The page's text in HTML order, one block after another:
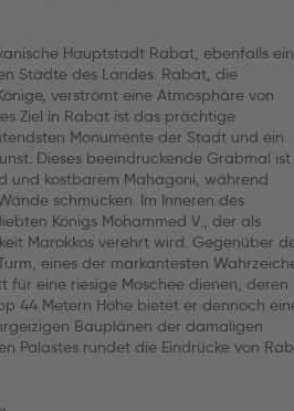
Hauptstadt Rabat, ebenfalls ein
Städte des Landes. Rabat, die
verströmt eine Atmosphäre von
Ziel in Rabat ist das prächtige
Monumente der Stadt und ein
Dieses beeindruckende Grabmal ist
und kostbarem Mahagoni, während
schmücken. Im Inneren des
Königs Mohammed V., der als
Marokkos verehrt wird. Gegenüber
eines der markantesten
für eine riesige Moschee dienen, deren
44 Metern Höhe bietet er dennoch
Bauplänen der damaligen
Palastes rundet die Eindrücke von